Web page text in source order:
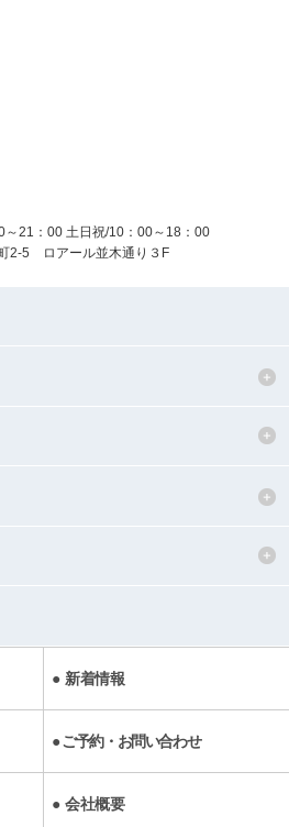
～21：00 土日祝/10：00～18：00
2-5 ロアール並木通り３F
新着情報
ご予約・お問い合わせ
会社概要